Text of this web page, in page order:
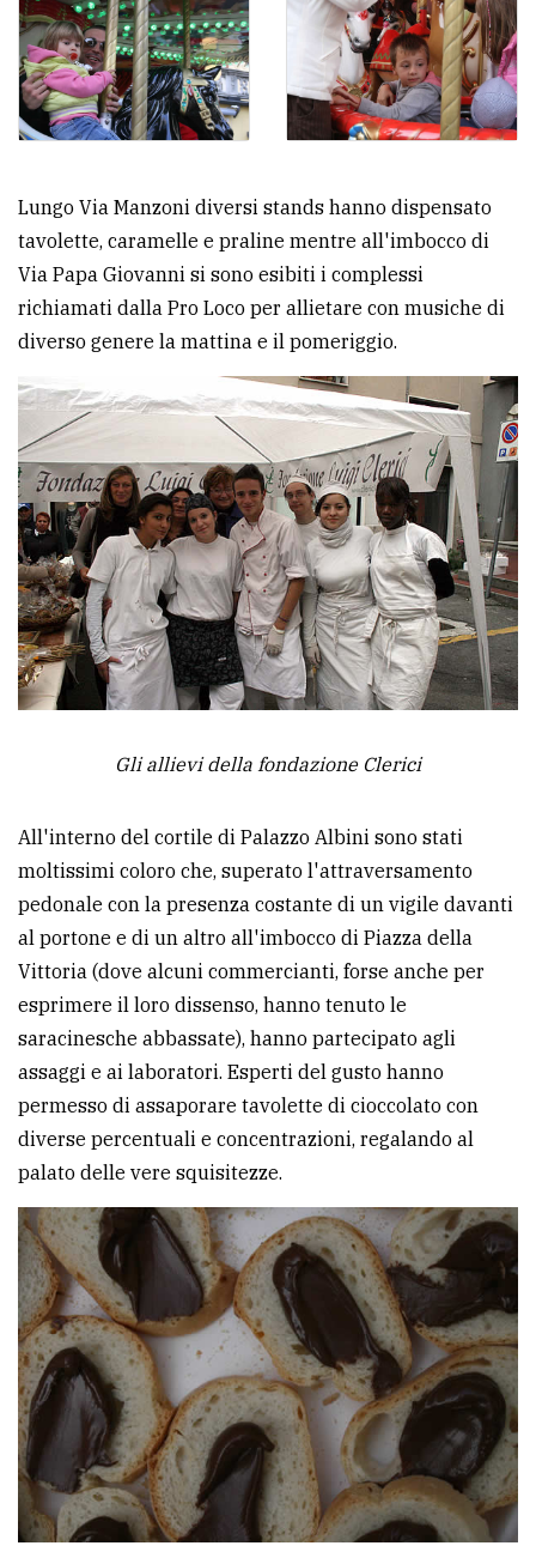
Lungo Via Manzoni diversi stands hanno dispensato
tavolette, caramelle e praline mentre all'imbocco di
Via Papa Giovanni si sono esibiti i complessi
richiamati dalla Pro Loco per allietare con musiche di
diverso genere la mattina e il pomeriggio.
Gli allievi della fondazione Clerici
All'interno del cortile di Palazzo Albini sono stati
moltissimi coloro che, superato l'attraversamento
pedonale con la presenza costante di un vigile davanti
al portone e di un altro all'imbocco di Piazza della
Vittoria (dove alcuni commercianti, forse anche per
esprimere il loro dissenso, hanno tenuto le
saracinesche abbassate), hanno partecipato agli
assaggi e ai laboratori. Esperti del gusto hanno
permesso di assaporare tavolette di cioccolato con
diverse percentuali e concentrazioni, regalando al
palato delle vere squisitezze.